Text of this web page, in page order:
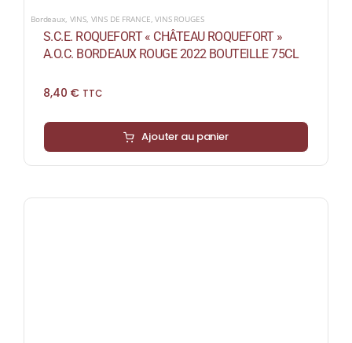
Bordeaux, VINS, VINS DE FRANCE,VINS ROUGES
S.C.E. ROQUEFORT « CHÂTEAU ROQUEFORT »
A.O.C. BORDEAUX ROUGE 2022 BOUTEILLE 75CL
8,40 € TTC
Ajouter au panier